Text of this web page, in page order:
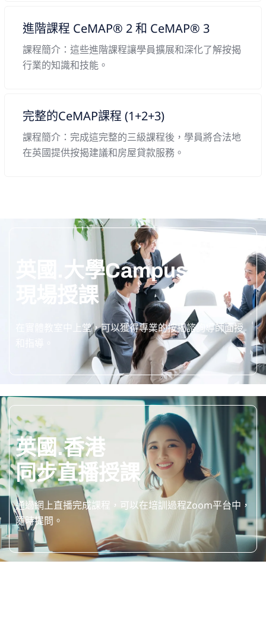
進階課程 CeMAP® 2 和 CeMAP® 3
課程簡介：這些進階課程讓學員擴展和深化了解按揭
行業的知識和技能。
完整的CeMAP課程 (1+2+3)
課程簡介：完成這完整的三級課程後，學員將合法地
在英國提供按揭建議和房屋貸款服務。
英國.大學Campus
現場授課
在實體教室中上堂，可以獲得專業的按揭諮詢導師面授
英國.香港
同步直播授課
通過網上直播完成課程，可以在培訓過程Zoom平台中，
隨時提問。